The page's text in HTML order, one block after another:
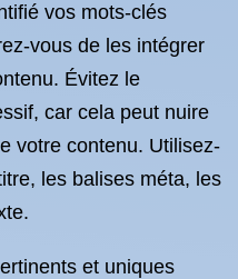
vos mots-clés
vous de les intégrer
Évitez le
car cela peut nuire
votre contenu. Utilisez-
les balises méta, les
et uniques